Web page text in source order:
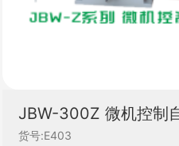
JBW-300Z 微机控制
货号:E403